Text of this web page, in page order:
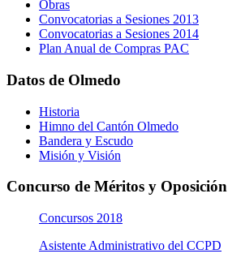
Obras
Convocatorias a Sesiones 2013
Convocatorias a Sesiones 2014
Plan Anual de Compras PAC
Datos de Olmedo
Historia
Himno del Cantón Olmedo
Bandera y Escudo
Misión y Visión
Concurso de Méritos y Oposición
Concursos 2018
Asistente Administrativo del CCPD